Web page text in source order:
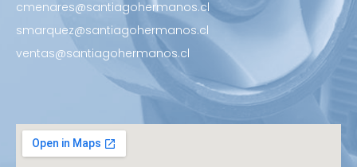
cmenares@santiagohermanos.cl
smarquez@santiagohermanos.cl
ventas@santiagohermanos.cl